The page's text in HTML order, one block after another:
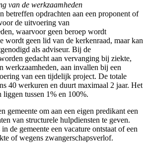
van de werkzaamheden
betreffen opdrachten aan een proponent of
de uitvoering van
waarvoor geen beroep wordt
wordt geen lid van de kerkenraad, maar kan
als adviseur. Bij de
gedacht aan vervanging bij ziekte,
aan invallen bij een
van een tijdelijk project. De totale
40 werkuren en duurt maximaal 2 jaar. Het
tussen 1% en 100%.
gemeente om aan een eigen predikant een
van structurele hulpdiensten te geven.
de gemeente een vacature ontstaat of een
of wegens zwangerschapsverlof.